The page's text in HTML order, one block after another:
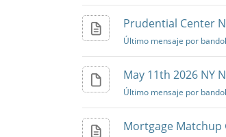
Prudential Center
Último mensaje por bandol
May 11th 2026 NY
Último mensaje por bandol
Mortgage Matchup